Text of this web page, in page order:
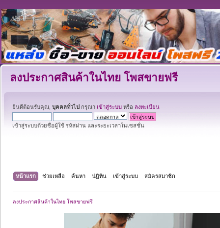
ลงประกาศสินค้าในไทย โพสขายฟรี
ยินดีต้อนรับคุณ, บุคคลทั่วไป กรุณา เข้าสู่ระบบ หรือ ลงทะเบียน
เข้าสู่ระบบด้วยชื่อผู้ใช้ รหัสผ่าน และระยะเวลาในเซสชั่น
หน้าแรก ช่วยเหลือ ค้นหา ปฏิทิน เข้าสู่ระบบ สมัครสมาชิก
ลงประกาศสินค้าในไทย โพสขายฟรี